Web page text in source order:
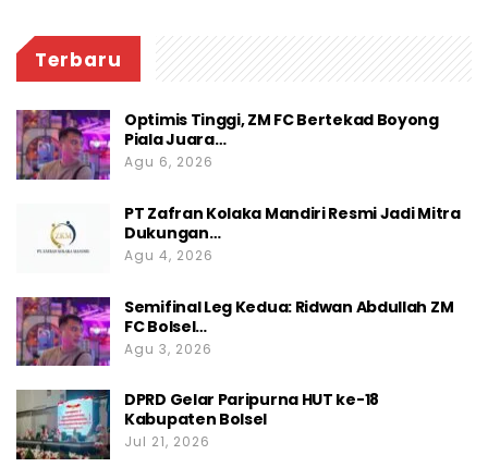
Terbaru
Optimis Tinggi, ZM FC Bertekad Boyong
Piala Juara…
Agu 6, 2026
PT Zafran Kolaka Mandiri Resmi Jadi Mitra
Dukungan…
Agu 4, 2026
Semifinal Leg Kedua: Ridwan Abdullah ZM
FC Bolsel…
Agu 3, 2026
DPRD Gelar Paripurna HUT ke-18
Kabupaten Bolsel
Jul 21, 2026